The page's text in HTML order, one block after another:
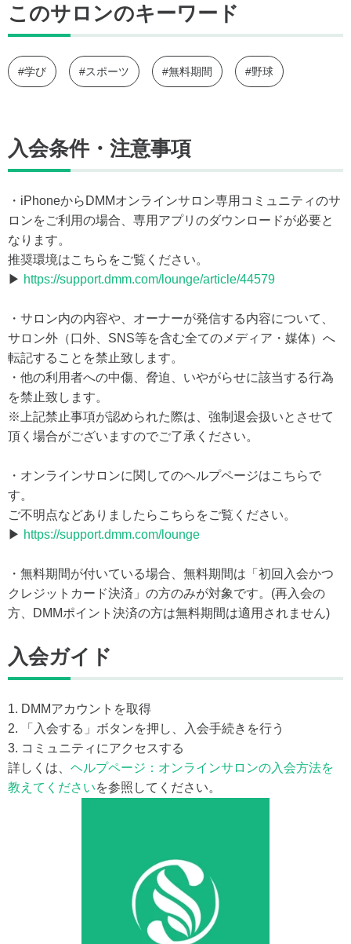
このサロンのキーワード
#学び #スポーツ #無料期間 #野球
入会条件・注意事項
・iPhoneからDMMオンラインサロン専用コミュニティのサ
ロンをご利用の場合、専用アプリのダウンロードが必要と
なります。
推奨環境はこちらをご覧ください。
▶ https://support.dmm.com/lounge/article/44579
・サロン内の内容や、オーナーが発信する内容について、
サロン外（口外、SNS等を含む全てのメディア・媒体）へ
転記することを禁止致します。
・他の利用者への中傷、脅迫、いやがらせに該当する行為
を禁止致します。
※上記禁止事項が認められた際は、強制退会扱いとさせて
頂く場合がございますのでご了承ください。
・オンラインサロンに関してのヘルプページはこちらで
す。
ご不明点などありましたらこちらをご覧ください。
▶ https://support.dmm.com/lounge
・無料期間が付いている場合、無料期間は「初回入会かつ
クレジットカード決済」の方のみが対象です。(再入会の
方、DMMポイント決済の方は無料期間は適用されません)
入会ガイド
1. DMMアカウントを取得
2. 「入会する」ボタンを押し、入会手続きを行う
3. コミュニティにアクセスする
詳しくは、 ヘルプページ：オンラインサロンの入会方法を
教えてくださいを参照してください。